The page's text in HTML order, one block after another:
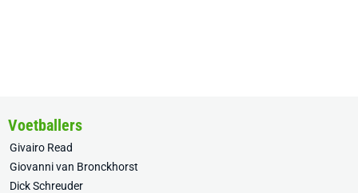
Voetballers
Givairo Read
Giovanni van Bronckhorst
Dick Schreuder